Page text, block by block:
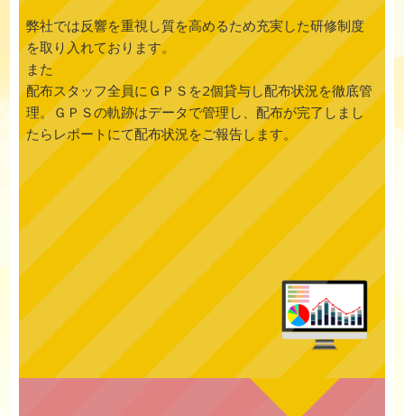
弊社では反響を重視し質を高めるため充実した研修制度
を取り入れております。
また
配布スタッフ全員にＧＰＳを2個貸与し配布状況を徹底管
理。ＧＰＳの軌跡はデータで管理し、配布が完了しまし
たらレポートにて配布状況をご報告します。